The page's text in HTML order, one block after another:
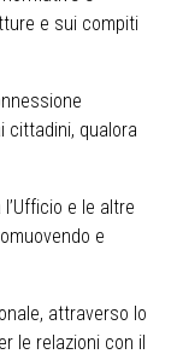
e sui compiti
cittadini, qualora
e le altre
e
attraverso lo
le relazioni con il